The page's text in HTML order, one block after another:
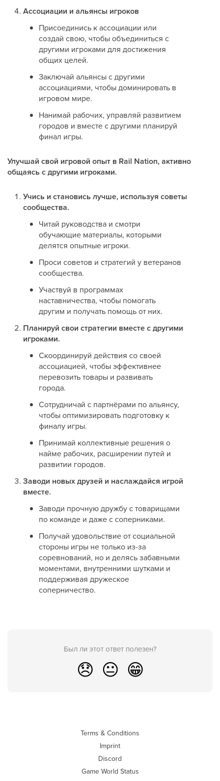
Ассоциации и альянсы игроков
Присоединись к ассоциации или
создай свою, чтобы объединиться с
другими игроками для достижения
общих целей.
Заключай альянсы с другими
ассоциациями, чтобы доминировать в
игровом мире.
Нанимай рабочих, управляй развитием
городов и вместе с другими планируй
финал игры.
Улучшай свой игровой опыт в Rail Nation, активно
общаясь с другими игроками.
Учись и становись лучше, используя советы
сообщества.
Читай руководства и смотри
обучающие материалы, которыми
делятся опытные игроки.
Проси советов и стратегий у ветеранов
сообщества.
Участвуй в программах
наставничества, чтобы помогать
другим и получать помощь от них.
Планируй свои стратегии вместе с другими
игроками.
Скоординируй действия со своей
ассоциацией, чтобы эффективнее
перевозить товары и развивать
города.
Сотрудничай с партнёрами по альянсу,
чтобы оптимизировать подготовку к
финалу игры.
Принимай коллективные решения о
найме рабочих, расширении путей и
развитии городов.
Заводи новых друзей и наслаждайся игрой
вместе.
Заводи прочную дружбу с товарищами
по команде и даже с соперниками.
Получай удовольствие от социальной
стороны игры не только из-за
соревнований, но и делясь забавными
моментами, внутренними шутками и
поддерживая дружеское
соперничество.
Был ли этот ответ полезен?
😞 😐 😁
Terms & Conditions
Imprint
Discord
Game World Status